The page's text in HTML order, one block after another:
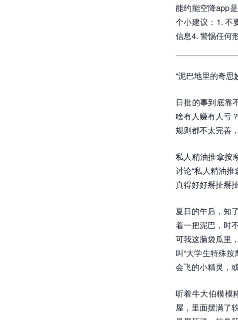
能约能空降app
个小建议：1. 不
信息4. 警惕任何
“泥巴地里的奇思
日批的事到底靠
啥有人赚有人亏
规则都不太完善
私人精油推拿按
讨论“私人精油
真得好好掰扯掰扯
夏日的午后，知
着一把泥巴，时
可我这脑袋瓜里
叫“大学生特殊
会飞的小精灵，
听着牛大伯模模
屋，里面摆满了